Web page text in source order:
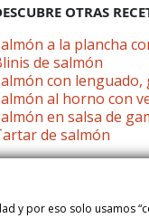
OTRAS
a la plancha
de salmón
con lenguado,
al horno con
en salsa de
de salmón
y por eso solo usamos